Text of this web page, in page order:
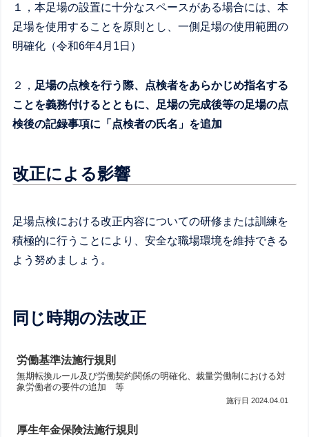
１，本足場の設置に十分なスペースがある場合には、本
足場を使用することを原則とし、一側足場の使用範囲の
明確化（令和6年4月1日）
２， 足場の点検を行う際、点検者をあらかじめ指名する
ことを義務付けるとともに、足場の完成後等の足場の点
検後の記録事項に「点検者の氏名」を追加
改正による影響
足場点検における改正内容についての研修または訓練を
積極的に行うことにより、安全な職場環境を維持できる
よう努めましょう。
同じ時期の法改正
労働基準法施行規則
無期転換ルール及び労働契約関係の明確化、裁量労働制における対
象労働者の要件の追加 等
2024.04.01
厚生年金保険法施行規則